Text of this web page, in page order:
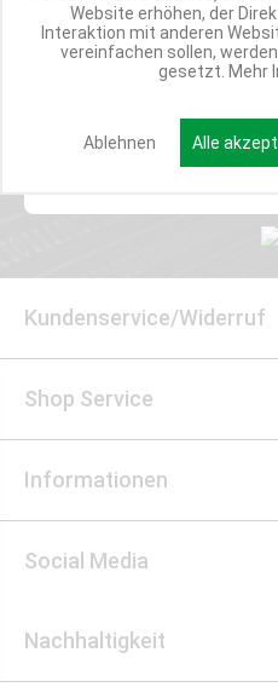
Verpasse nie wieder exklusive
Kundenservice/Widerruf
Shop Service
Informationen
Social Media
Nachhaltigkeit
Website erhöhen, der
Interaktion mit anderen
vereinfachen sollen,
gesetzt. Mehr
Ablehnen Alle